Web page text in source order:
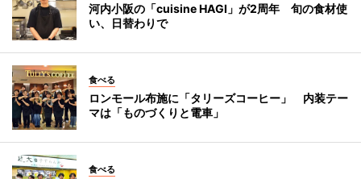
河内小阪の「cuisine HAGI」が2周年 旬の食材使
い、日替わりで
食べる
ロンモール布施に「タリーズコーヒー」 内装テー
マは「ものづくりと電車」
食べる